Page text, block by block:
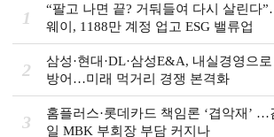
1
“팔고 나면 끝? 거둬들여 다시 살린다
웨이, 1188만 계정 업고 ESG 밸류업
2
삼성·현대·DL·삼성E&A, 내실경영으로
방어…미래 먹거리 경쟁 본격화
3
홈플러스·롯데카드 책임론 ‘겹악재’ …
일 MBK 부회장 부담 커지나